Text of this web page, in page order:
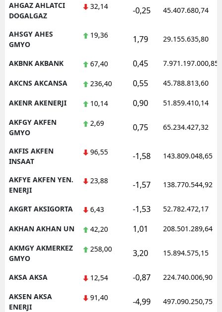
AHGAZ AHLATCI
DOGALGAZ
32,14 -0,25 45.407.680,74
AHSGY AHES
GMYO
19,36 1,79 29.155.635,80
AKBNK AKBANK 67,40 0,45 7.971.197.000,85
AKCNS AKCANSA 236,40 0,55 45.788.813,60
AKENR AKENERJI 10,14 0,90 51.859.410,14
AKFGY AKFEN
GMYO
2,69 0,75 65.234.427,32
AKFIS AKFEN
INSAAT
96,55 -1,58 143.809.048,65
AKFYE AKFEN YEN.
ENERJI
23,88 -1,57 138.770.544,92
AKGRT AKSIGORTA 6,43 -1,53 52.782.472,17
AKHAN AKHAN UN 42,20 1,01 208.501.289,64
AKMGY AKMERKEZ
GMYO
258,00 3,20 15.894.575,15
AKSA AKSA 12,54 -0,87 224.740.006,90
AKSEN AKSA
ENERJI
91,40 -4,99 497.090.250,75